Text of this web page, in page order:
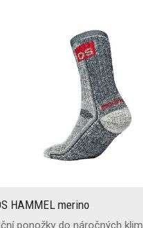
HAMMEL merino
ponožky do náročných